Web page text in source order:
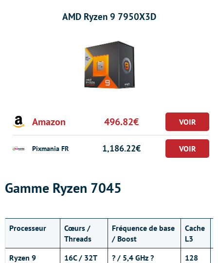
AMD Ryzen 9 7950X3D
Amazon 496.82€
Pixmania FR 1,186.22€
Gamme Ryzen 7045
Processeur
Cœurs /
Threads
Fréquence de base
/ Boost
Cache
L3
Ryzen 9 16C / 32T ? / 5,4 GHz ? 128